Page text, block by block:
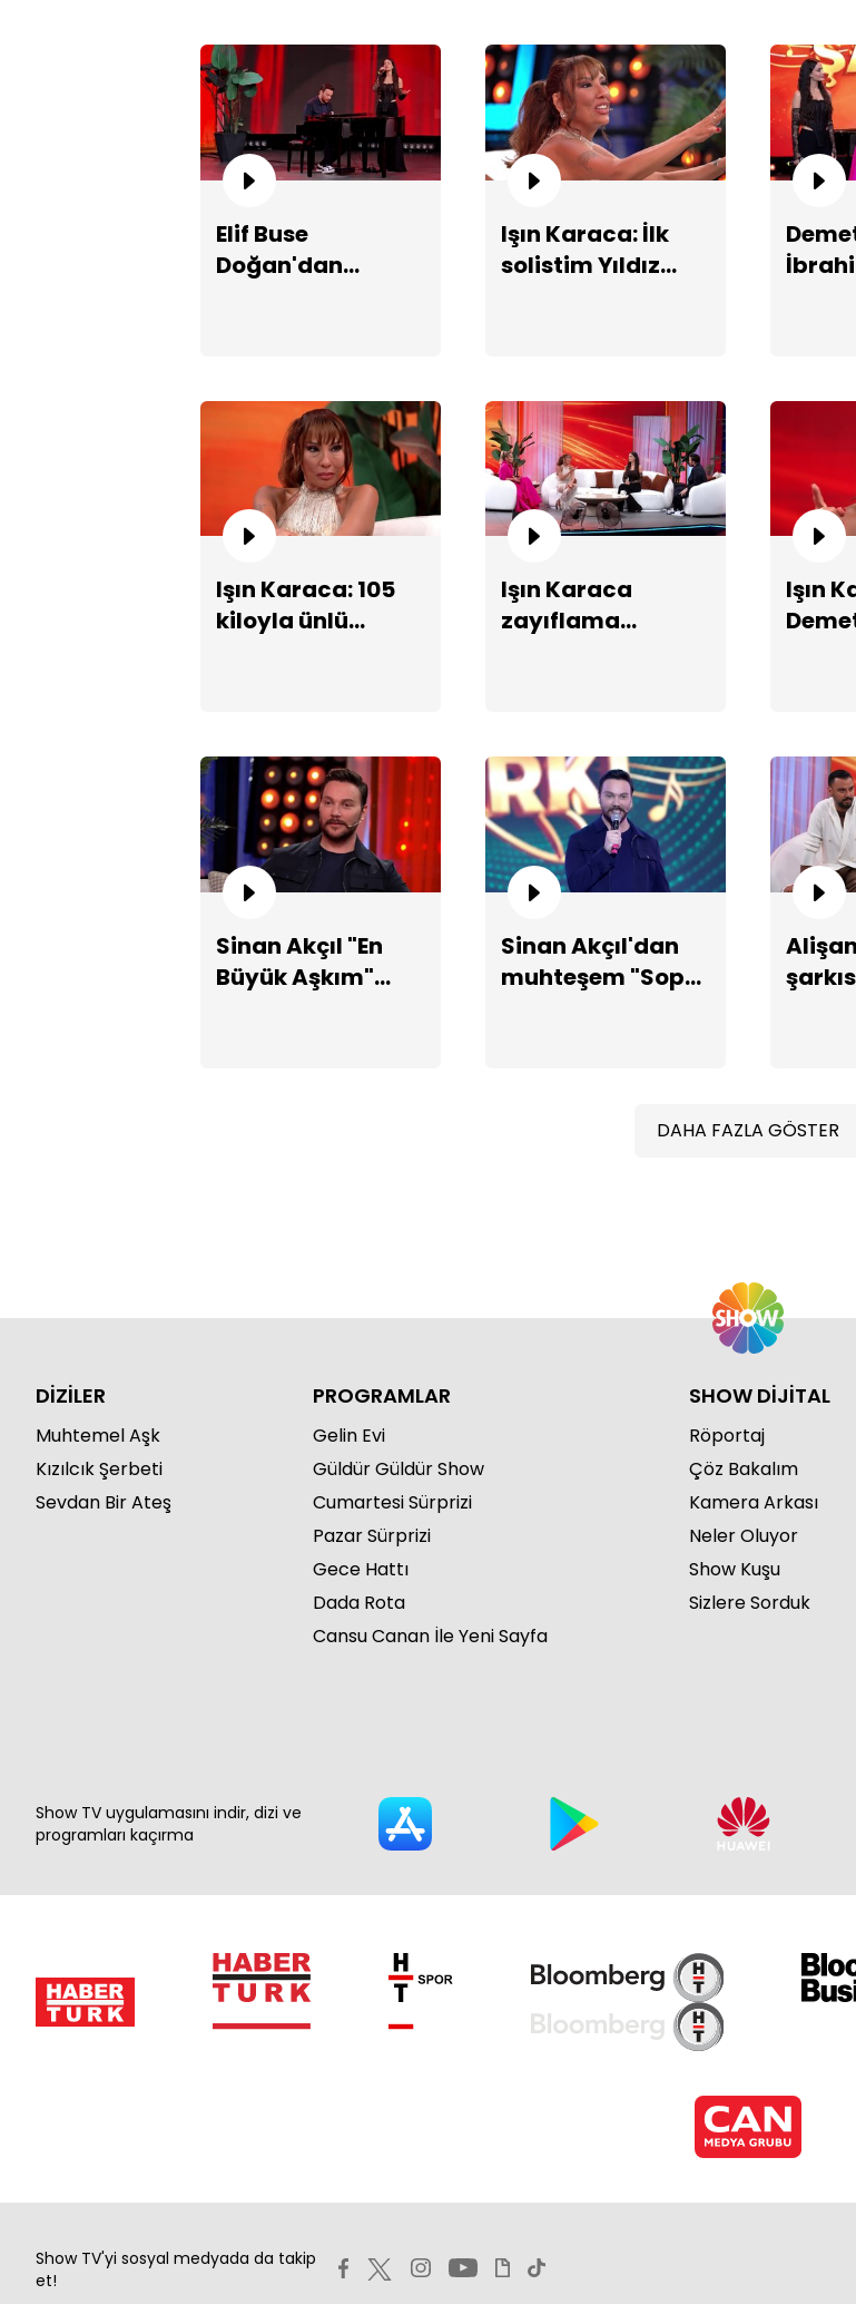
Elif Buse
Doğan'dan
Işın Karaca: İlk
solistim Yıldız
Işın Karaca: 105
kiloyla ünlü
Işın Karaca
zayıflama
Işın
Sinan Akçıl "En
Büyük Aşkım"
Sinan Akçıl'dan
muhteşem "Sopa"
DAHA FAZLA GÖSTER
DİZİLER
Muhtemel Aşk
Kızılcık Şerbeti
Sevdan Bir Ateş
PROGRAMLAR
Gelin Evi
Güldür Güldür Show
Cumartesi Sürprizi
Pazar Sürprizi
Gece Hattı
Dada Rota
Cansu Canan İle Yeni Sayfa
SHOW DİJİTAL
Röportaj
Çöz Bakalım
Kamera Arkası
Neler Oluyor
Show Kuşu
Sizlere Sorduk
Show TV uygulamasını indir, dizi ve
programları kaçırma
Show TV'yi sosyal medyada da takip
et!